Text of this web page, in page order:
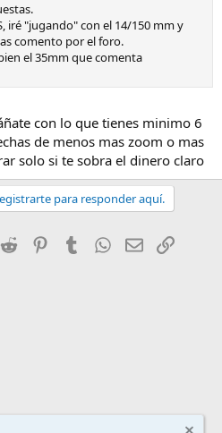
iré "jugando" con el 14/150 mm y
comento por el foro.
el 35mm que comenta
con lo que tienes minimo 6
de menos mas zoom o mas
solo si te sobra el dinero claro
para responder aquí.
Reddit PinterestTumblr WhatsApp
EmailEnlace